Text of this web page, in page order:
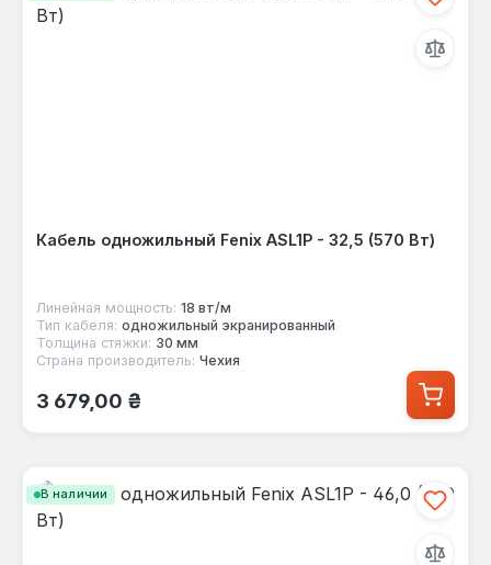
Кабель одножильный Fenix ASL1P - 32,5 (570 Вт)
Линейная мощность: 18 вт/м
Тип кабеля: одножильный экранированный
Толщина стяжки: 30 мм
Страна производитель: Чехия
Обычная цена:
3 679,00 ₴
В наличии